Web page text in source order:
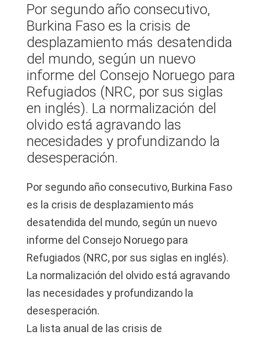
Por segundo año consecutivo,
Burkina Faso es la crisis de
desplazamiento más desatendida
del mundo, según un nuevo
informe del Consejo Noruego para
Refugiados (NRC, por sus siglas
en inglés). La normalización del
olvido está agravando las
necesidades y profundizando la
desesperación.
Por segundo año consecutivo, Burkina Faso
es la crisis de desplazamiento más
desatendida del mundo, según un nuevo
informe del Consejo Noruego para
Refugiados (NRC, por sus siglas en inglés).
La normalización del olvido está agravando
las necesidades y profundizando la
desesperación.
La lista anual de las crisis de